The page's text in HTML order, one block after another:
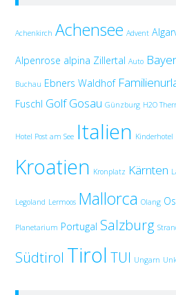
Achenkirch Achensee Advent
Alpenrose alpina Zillertal Auto
Buchau Ebners Waldhof
Fuschl Golf Gosau Günzburg H2O
Hotel Post am See Italien Kinderhotel
Kroatien Kronplatz Kärnten
Legoland Lermoos Mallorca Olang
Planetarium Portugal Salzburg
Südtirol Tirol TUI Ungarn